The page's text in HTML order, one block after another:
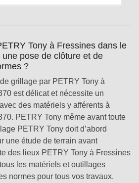
Tony à Fressines dans le
pose de clôture et de
?
grillage par PETRY Tony à
est délicat et nécessite un
des matériels y afférents à
PETRY Tony même avant toute
PETRY Tony doit d’abord
une étude de terrain avant
des lieux PETRY Tony à Fressines
les matériels et outillages
normes pour tous vos travaux.